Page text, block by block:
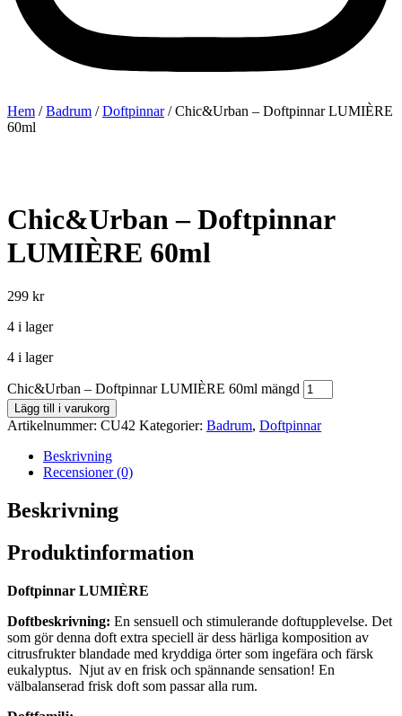
Hem /Badrum /Doftpinnar/ Chic&Urban – Doftpinnar LUMIÈRE
60ml
Chic&Urban – Doftpinnar
LUMIÈRE 60ml
299 kr
4 i lager
4 i lager
Chic&Urban – Doftpinnar LUMIÈRE 60ml mängd
Lägg till i varukorg
Artikelnummer: CU42 Kategorier: Badrum, Doftpinnar
Beskrivning
Recensioner (0)
Beskrivning
Produktinformation
Doftpinnar LUMIÈRE
Doftbeskrivning: En sensuell och stimulerande doftupplevelse. Det
som gör denna doft extra speciell är dess härliga komposition av
citrusfrukter blandade med kryddiga örter som ingefära och färsk
eukalyptus. Njut av en frisk och spännande sensation! En
välbalanserad frisk doft som passar alla rum.